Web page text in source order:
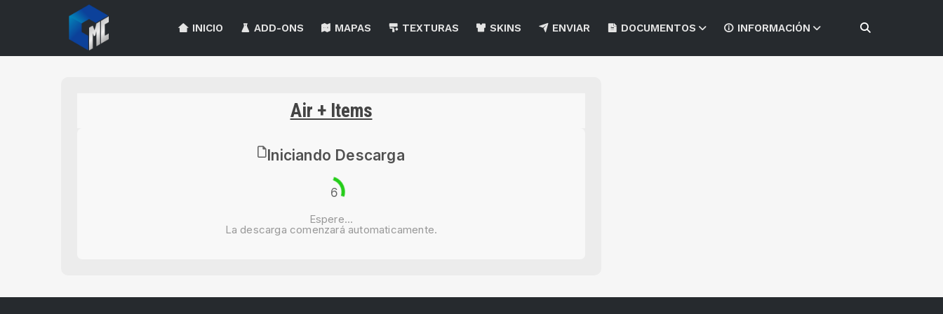
INICIO ADD-ONS MAPAS TEXTURAS SKINS ENVIAR DOCUMENTOS INFORMACIÓN
Air + Items
Iniciando Descarga
6
Espere...
La descarga comenzará automaticamente.